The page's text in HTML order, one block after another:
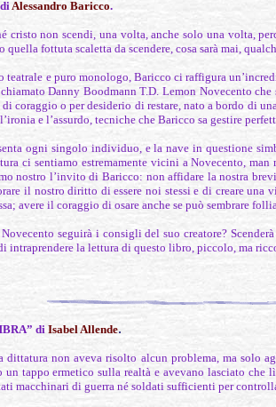
Alessandro Baricco.
cristo non scendi, una volta, anche solo una volta,
quella fottuta scaletta da scendere, cosa sarà mai,
teatrale e puro monologo, Baricco ci raffigura
Danny Boodmann T.D. Lemon Novecento
di coraggio o per desiderio di restare, nato a bordo di
e l’assurdo, tecniche che Baricco sa gestire
ogni singolo individuo, e la nave in questione
ci sentiamo estremamente vicini a Novecento,
nostro l’invito di Baricco: non affidare la nostra
il nostro diritto di essere noi stessi e di creare
avere il coraggio di osare anche se può sembrare
seguirà i consigli del suo creatore?
intraprendere la lettura di questo libro, piccolo, ma
di Isabel Allende.
non aveva risolto alcun problema, ma solo
tappo ermetico sulla realtà e avevano lasciato che
macchinari di guerra né soldati sufficienti per